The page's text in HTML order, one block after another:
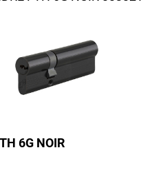
6G NOIR